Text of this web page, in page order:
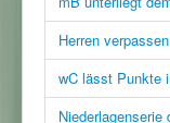
Herren
wC lässt Punkte
Niederlagenserie